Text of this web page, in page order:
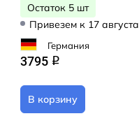
Остаток 5 шт
Привезем к 17 августа
Германия
3795 q
В корзину